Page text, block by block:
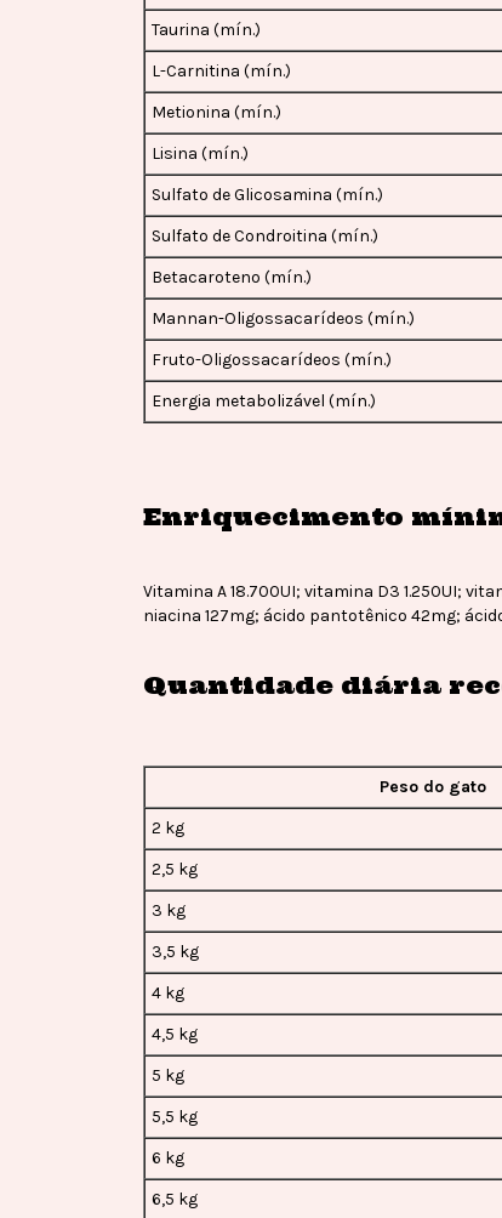
Taurina (mín.)
L-Carnitina (mín.)
Metionina (mín.)
Lisina (mín.)
Sulfato de Glicosamina (mín.)
Sulfato de Condroitina (mín.)
Betacaroteno (mín.)
Mannan-Oligossacarídeos (mín.)
Fruto-Oligossacarídeos (mín.)
Energia metabolizável (mín.)
Enriquecimento
Vitamina A 18.700UI; vitamina D3 1.250UI;
niacina 127mg; ácido pantotênico 42mg;
Quantidade diária
Peso do gato
2 kg
2,5 kg
3 kg
3,5 kg
4 kg
4,5 kg
5 kg
5,5 kg
6 kg
6,5 kg